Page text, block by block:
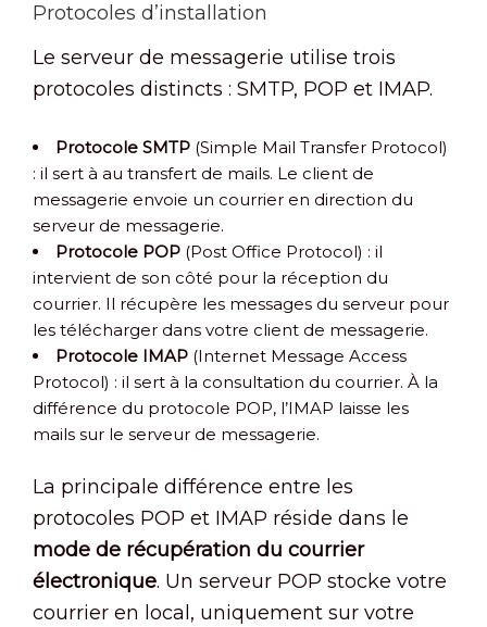
Protocoles d’installation
Le serveur de messagerie utilise trois
protocoles distincts : SMTP, POP et IMAP.
Protocole SMTP (Simple Mail Transfer Protocol)
: il sert à au transfert de mails. Le client de
messagerie envoie un courrier en direction du
serveur de messagerie.
Protocole POP (Post Office Protocol) : il
intervient de son côté pour la réception du
courrier. Il récupère les messages du serveur pour
les télécharger dans votre client de messagerie.
Protocole IMAP (Internet Message Access
Protocol) : il sert à la consultation du courrier. À la
différence du protocole POP, l’IMAP laisse les
mails sur le serveur de messagerie.
La principale différence entre les
protocoles POP et IMAP réside dans le
mode de récupération du courrier
électronique. Un serveur POP stocke votre
courrier en local, uniquement sur votre